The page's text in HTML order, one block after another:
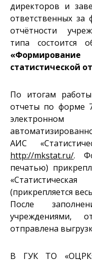
директоров и
ответственных за
отчётности
типа состоится
статистической
По итогам работы
отчеты по форме
АИС
http://mkstat.ru/.
печатью)
(прикрепляется
После
учреждениями,
отправлена
В ГУК ТО «ОЦРК»